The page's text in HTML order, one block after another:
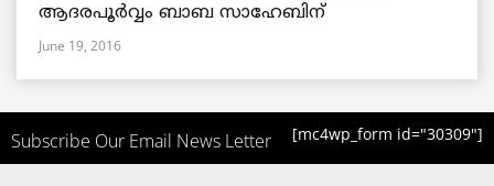
ആദരപൂര്‍വ്വം ബാബ സാഹേബിന്
June 19, 2016
Subscribe Our Email News Letter [mc4wp_form id="30309"]